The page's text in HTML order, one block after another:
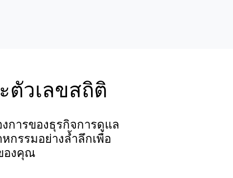
ตัวเลขสถิติ
การของธุรกิจการดูแล
กรรมอย่างล้ำลึกเพื่อ
องคุณ